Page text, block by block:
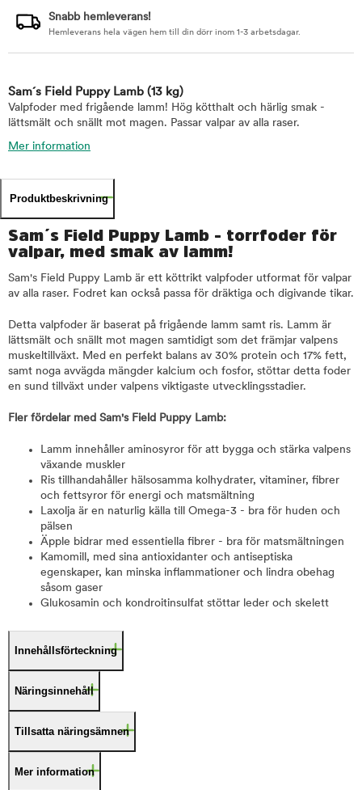
Snabb hemleverans!
Hemleverans hela vägen hem till din dörr inom 1-3 arbetsdagar.
Sam´s Field Puppy Lamb (13 kg)
Valpfoder med frigående lamm! Hög kötthalt och härlig smak -
lättsmält och snällt mot magen. Passar valpar av alla raser.
Mer information
Produktbeskrivning
Sam´s Field Puppy Lamb - torrfoder för
valpar, med smak av lamm!
Sam's Field Puppy Lamb är ett köttrikt valpfoder utformat för valpar
av alla raser. Fodret kan också passa för dräktiga och digivande tikar.
Detta valpfoder är baserat på frigående lamm samt ris. Lamm är
lättsmält och snällt mot magen samtidigt som det främjar valpens
muskeltillväxt. Med en perfekt balans av 30% protein och 17% fett,
samt noga avvägda mängder kalcium och fosfor, stöttar detta foder
en sund tillväxt under valpens viktigaste utvecklingsstadier.
Fler fördelar med Sam's Field Puppy Lamb:
Lamm innehåller aminosyror för att bygga och stärka valpens
växande muskler
Ris tillhandahåller hälsosamma kolhydrater, vitaminer, fibrer
och fettsyror för energi och matsmältning
Laxolja är en naturlig källa till Omega-3 - bra för huden och
pälsen
Äpple bidrar med essentiella fibrer - bra för matsmältningen
Kamomill, med sina antioxidanter och antiseptiska
egenskaper, kan minska inflammationer och lindra obehag
såsom gaser
Glukosamin och kondroitinsulfat stöttar leder och skelett
Innehållsförteckning
Näringsinnehåll
Tillsatta näringsämnen
Mer information